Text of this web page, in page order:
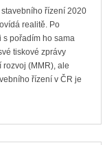
řízení 2020
realitě. Po
pořadím ho sama
tiskové zprávy
rozvoj (MMR), ale
řízení v ČR je